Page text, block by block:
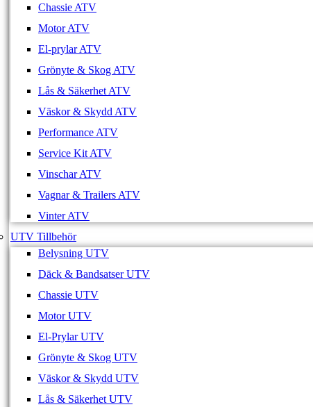
Chassie ATV
Motor ATV
El-prylar ATV
Grönyte & Skog ATV
Lås & Säkerhet ATV
Väskor & Skydd ATV
Performance ATV
Service Kit ATV
Vinschar ATV
Vagnar & Trailers ATV
Vinter ATV
UTV Tillbehör
Belysning UTV
Däck & Bandsatser UTV
Chassie UTV
Motor UTV
El-Prylar UTV
Grönyte & Skog UTV
Väskor & Skydd UTV
Lås & Säkerhet UTV